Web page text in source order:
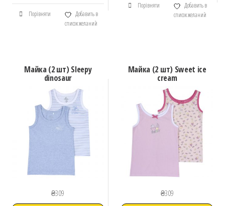
Порівняти
Добавить в
список желаний
Порівняти
Добавить в
список желаний
Майка (2 шт) Sleepy
dinosaur
₴309
Майка (2 шт) Sweet ice
cream
₴309